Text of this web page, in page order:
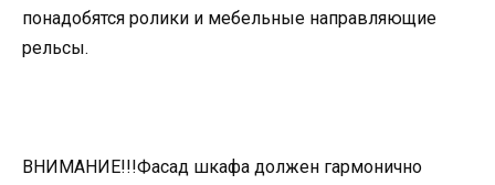
понадобятся ролики и мебельные направляющие
рельсы.
ВНИМАНИЕ!!!Фасад шкафа должен гармонично